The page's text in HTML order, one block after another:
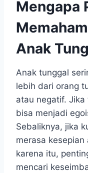
Mengapa
Anak
Anak tunggal
lebih dari orang
atau negatif.
bisa menjadi
Sebaliknya, jika
merasa
karena itu,
mencari